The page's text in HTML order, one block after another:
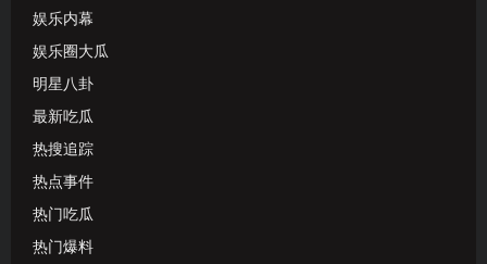
娱乐内幕
娱乐圈大瓜
明星八卦
最新吃瓜
热搜追踪
热点事件
热门吃瓜
热门爆料